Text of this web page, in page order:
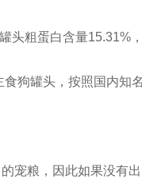
头粗蛋白含量15.31%
食狗罐头，按照国内
宠粮，因此如果没有